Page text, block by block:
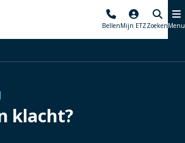
BellenMijn ETZZoekenMenu
klacht?